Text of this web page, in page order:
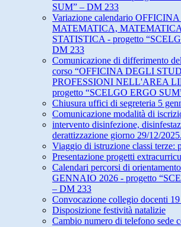
SUM” – DM 233
Variazione calendario
MATEMATICA,
STATISTICA - progetto
DM 233
Comunicazione di differimento
corso “OFFICINA DEGLI
PROFESSIONI NELL'AREA
progetto “SCELGO ERGO
Chiusura uffici di segreteria 5
Comunicazione modalità di
intervento disinfezione,
derattizzazione giorno 29/12/2025.
Viaggio di istruzione classi terze:
Presentazione progetti
Calendari percorsi di
GENNAIO 2026 - progetto
– DM 233
Convocazione collegio docenti
Disposizione festività natalizie
Cambio numero di telefono sede